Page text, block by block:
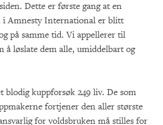
Dette er første gang at en
Amnesty International er blitt
på samme tid. Vi appellerer til
å løslate dem alle, umiddelbart og
blodig kuppforsøk 249 liv. De som
fortjener den aller største
for voldsbruken må stilles for